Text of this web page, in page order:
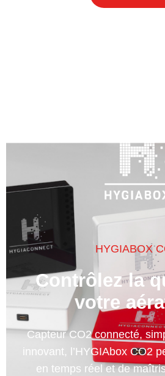
HYGIABOX
Contrôlez la
votre
Capteur CO2 connecté,
innovant, l’HYGIAbox CO2
en temps réel et de